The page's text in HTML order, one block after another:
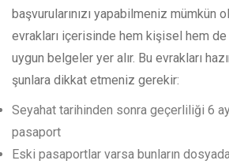
başvurularınızı yapabilmeniz mümkün
evrakları içerisinde hem kişisel hem
uygun belgeler yer alır. Bu evrakları
şunlara dikkat etmeniz gerekir:
Seyahat tarihinden sonra geçerliliği 6
pasaport
Eski pasaportlar varsa bunların